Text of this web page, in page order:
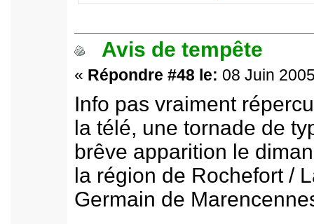
Avis de tempête
« Répondre #48 le: 08 Juin
Info pas vraiment
la télé, une tornade de
brêve apparition le
la région de Rochefort /
Germain de